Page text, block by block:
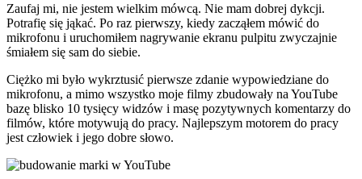
Zaufaj mi, nie jestem wielkim mówcą. Nie mam dobrej dykcji.
Potrafię się jąkać. Po raz pierwszy, kiedy zacząłem mówić do
mikrofonu i uruchomiłem nagrywanie ekranu pulpitu zwyczajnie
śmiałem się sam do siebie.
Ciężko mi było wykrztusić pierwsze zdanie wypowiedziane do
mikrofonu, a mimo wszystko moje filmy zbudowały na YouTube
bazę blisko 10 tysięcy widzów i masę pozytywnych komentarzy do
filmów, które motywują do pracy. Najlepszym motorem do pracy
jest człowiek i jego dobre słowo.